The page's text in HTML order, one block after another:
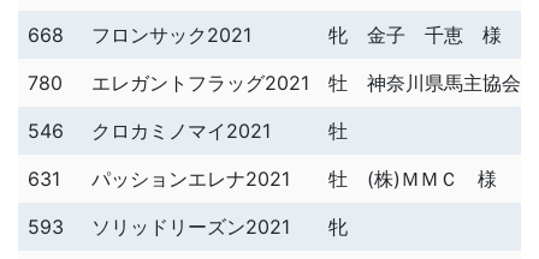
668
フロンサック2021 牝
金子 千恵 様
780
エレガントフラッグ2021 牡
神奈川県馬主協
546
クロカミノマイ2021
牡
631
パッションエレナ2021 牡
(株)ＭＭＣ 様
593
ソリッドリーズン2021
牝